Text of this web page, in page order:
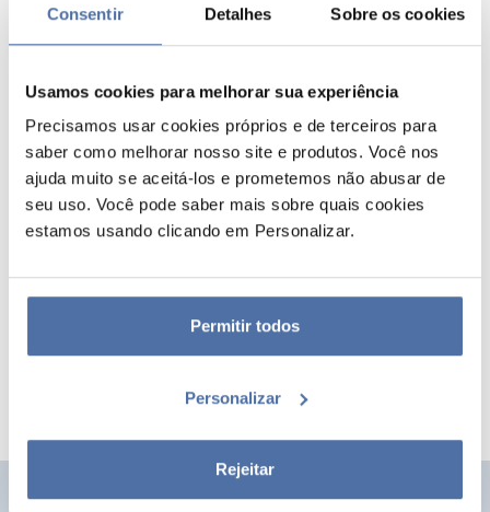
Consentir Detalhes Sobre os cookies
Usamos cookies para melhorar sua experiência
Precisamos usar cookies próprios e de terceiros para
saber como melhorar nosso site e produtos. Você nos
ajuda muito se aceitá-los e prometemos não abusar de
seu uso. Você pode saber mais sobre quais cookies
estamos usando clicando em Personalizar.
Permitir todos
Personalizar
Rejeitar
Poster de formato 61 x 91,5 cm impresso em papel brilhante de 150
g/m². Apresentado enrolado e retrátil.